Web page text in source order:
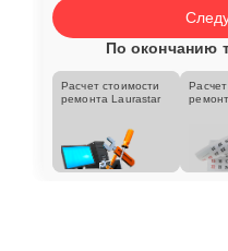
По окончанию
Расчет стоимости
ремонта Laurastar